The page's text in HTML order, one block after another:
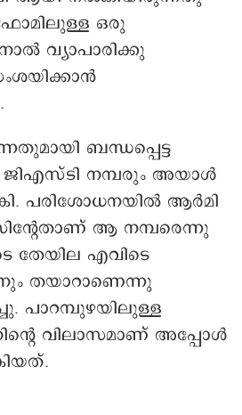
ഒരു
വ്യാപാരിക്കു
ബന്ധപ്പെട്ട
നമ്പരും അയാൾ
പരിശോധനയിൽ ആർമി
ആ നമ്പരെന്നു
തേയില എവിടെ
തയാറാണെന്നു
പാറമ്പുഴയിലുള്ള
വിലാസമാണ് അപ്പോൾ